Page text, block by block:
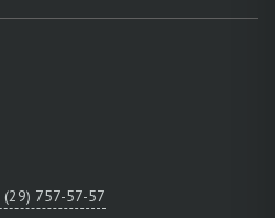
(29) 757-57-57